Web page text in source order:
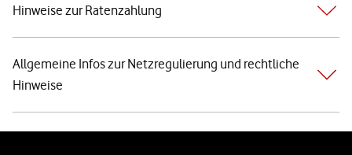
Hinweise zur Ratenzahlung
Allgemeine Infos zur Netzregulierung und rechtliche
Hinweise